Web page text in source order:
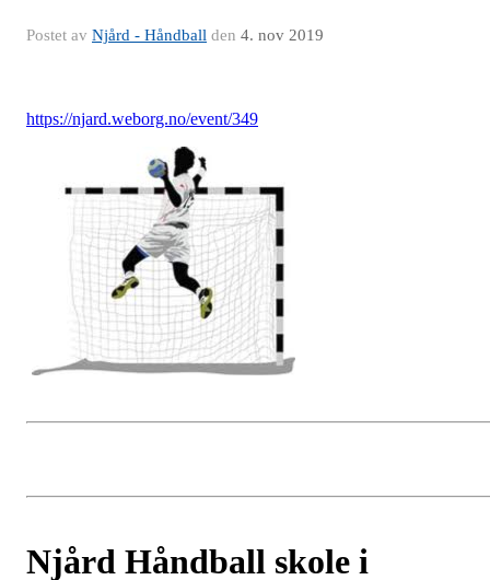
Postet av Njård - Håndball den 4. nov 2019
https://njard.weborg.no/event/349
Njård Håndball skole i